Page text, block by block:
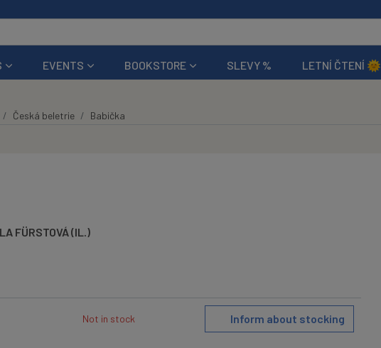
EVENTS BOOKSTORE SLEVY % LETNÍ ČTENÍ 🌞
Česká beletrie Babička
FÜRSTOVÁ (IL.)
Not in stock Inform about stocking